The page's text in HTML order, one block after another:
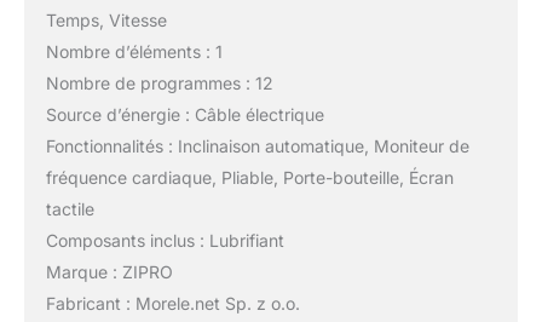
Temps, Vitesse
Nombre d’éléments : 1
Nombre de programmes : 12
Source d’énergie : Câble électrique
Fonctionnalités : Inclinaison automatique, Moniteur de
fréquence cardiaque, Pliable, Porte-bouteille, Écran
tactile
Composants inclus : Lubrifiant
Marque : ZIPRO
Fabricant : Morele.net Sp. z o.o.